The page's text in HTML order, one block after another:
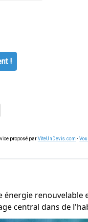
!
proposé parViteUnDevis.com -
renouvelable
central dans de